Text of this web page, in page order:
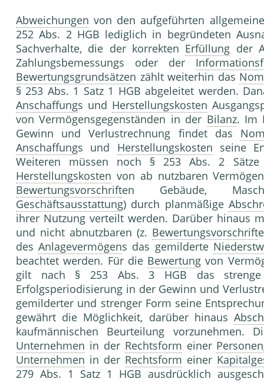
Abweichungen von den aufgeführten
252 Abs. 2 HGB lediglich in begründeten
Sachverhalte, die der korrekten Erfüllung der
Zahlungsbemessungs oder der
Bewertungsgrundsätzen zählt weiterhin das
§ 253 Abs. 1 Satz 1 HGB abgeleitet werden.
Anschaffungs und Herstellungskosten
von Vermögensgegenständen in der Bilanz. Im
Gewinn und Verlustrechnung findet das
Anschaffungs und Herstellungskosten seine
Weiteren müssen noch § 253 Abs. 2
Herstellungskosten von ab nutzbaren
Bewertungsvorschriften Gebäude,
Geschäftsausstattung) durch planmäßige
ihrer Nutzung verteilt werden. Darüber hinaus
und nicht abnutzbaren (z. Bewertungsvorschrift
desAnlagevermögens das gemilderte
beachtet werden. Für die Bewertung von
gilt nach § 253 Abs. 3 HGB das
Erfolgsperiodisierung in der Gewinn und
gemilderter und strenger Form seine
gewährt die Möglichkeit, darüber hinaus
kaufmännischen Beurteilung vorzunehmen.
Unternehmen in der Rechtsform einer
Unternehmen in der Rechtsform einer
279 Abs. 1 Satz 1 HGB ausdrücklich